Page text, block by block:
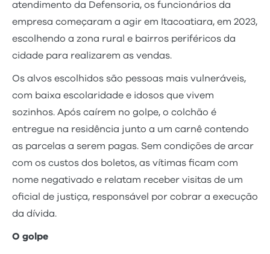
atendimento da Defensoria, os funcionários da
empresa começaram a agir em Itacoatiara, em 2023,
escolhendo a zona rural e bairros periféricos da
cidade para realizarem as vendas.
Os alvos escolhidos são pessoas mais vulneráveis,
com baixa escolaridade e idosos que vivem
sozinhos. Após caírem no golpe, o colchão é
entregue na residência junto a um carnê contendo
as parcelas a serem pagas. Sem condições de arcar
com os custos dos boletos, as vítimas ficam com
nome negativado e relatam receber visitas de um
oficial de justiça, responsável por cobrar a execução
da dívida.
O golpe